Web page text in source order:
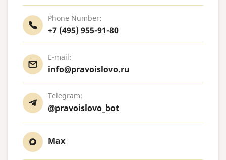
Phone Number:
+7 (495) 955-91-80
E-mail:
info@pravoislovo.ru
Telegram:
@pravoislovo_bot
Max